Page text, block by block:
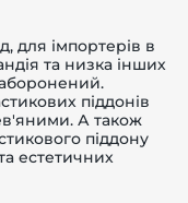
для імпортерів в
та низка інших
піддонів
А також
піддону
естетичних